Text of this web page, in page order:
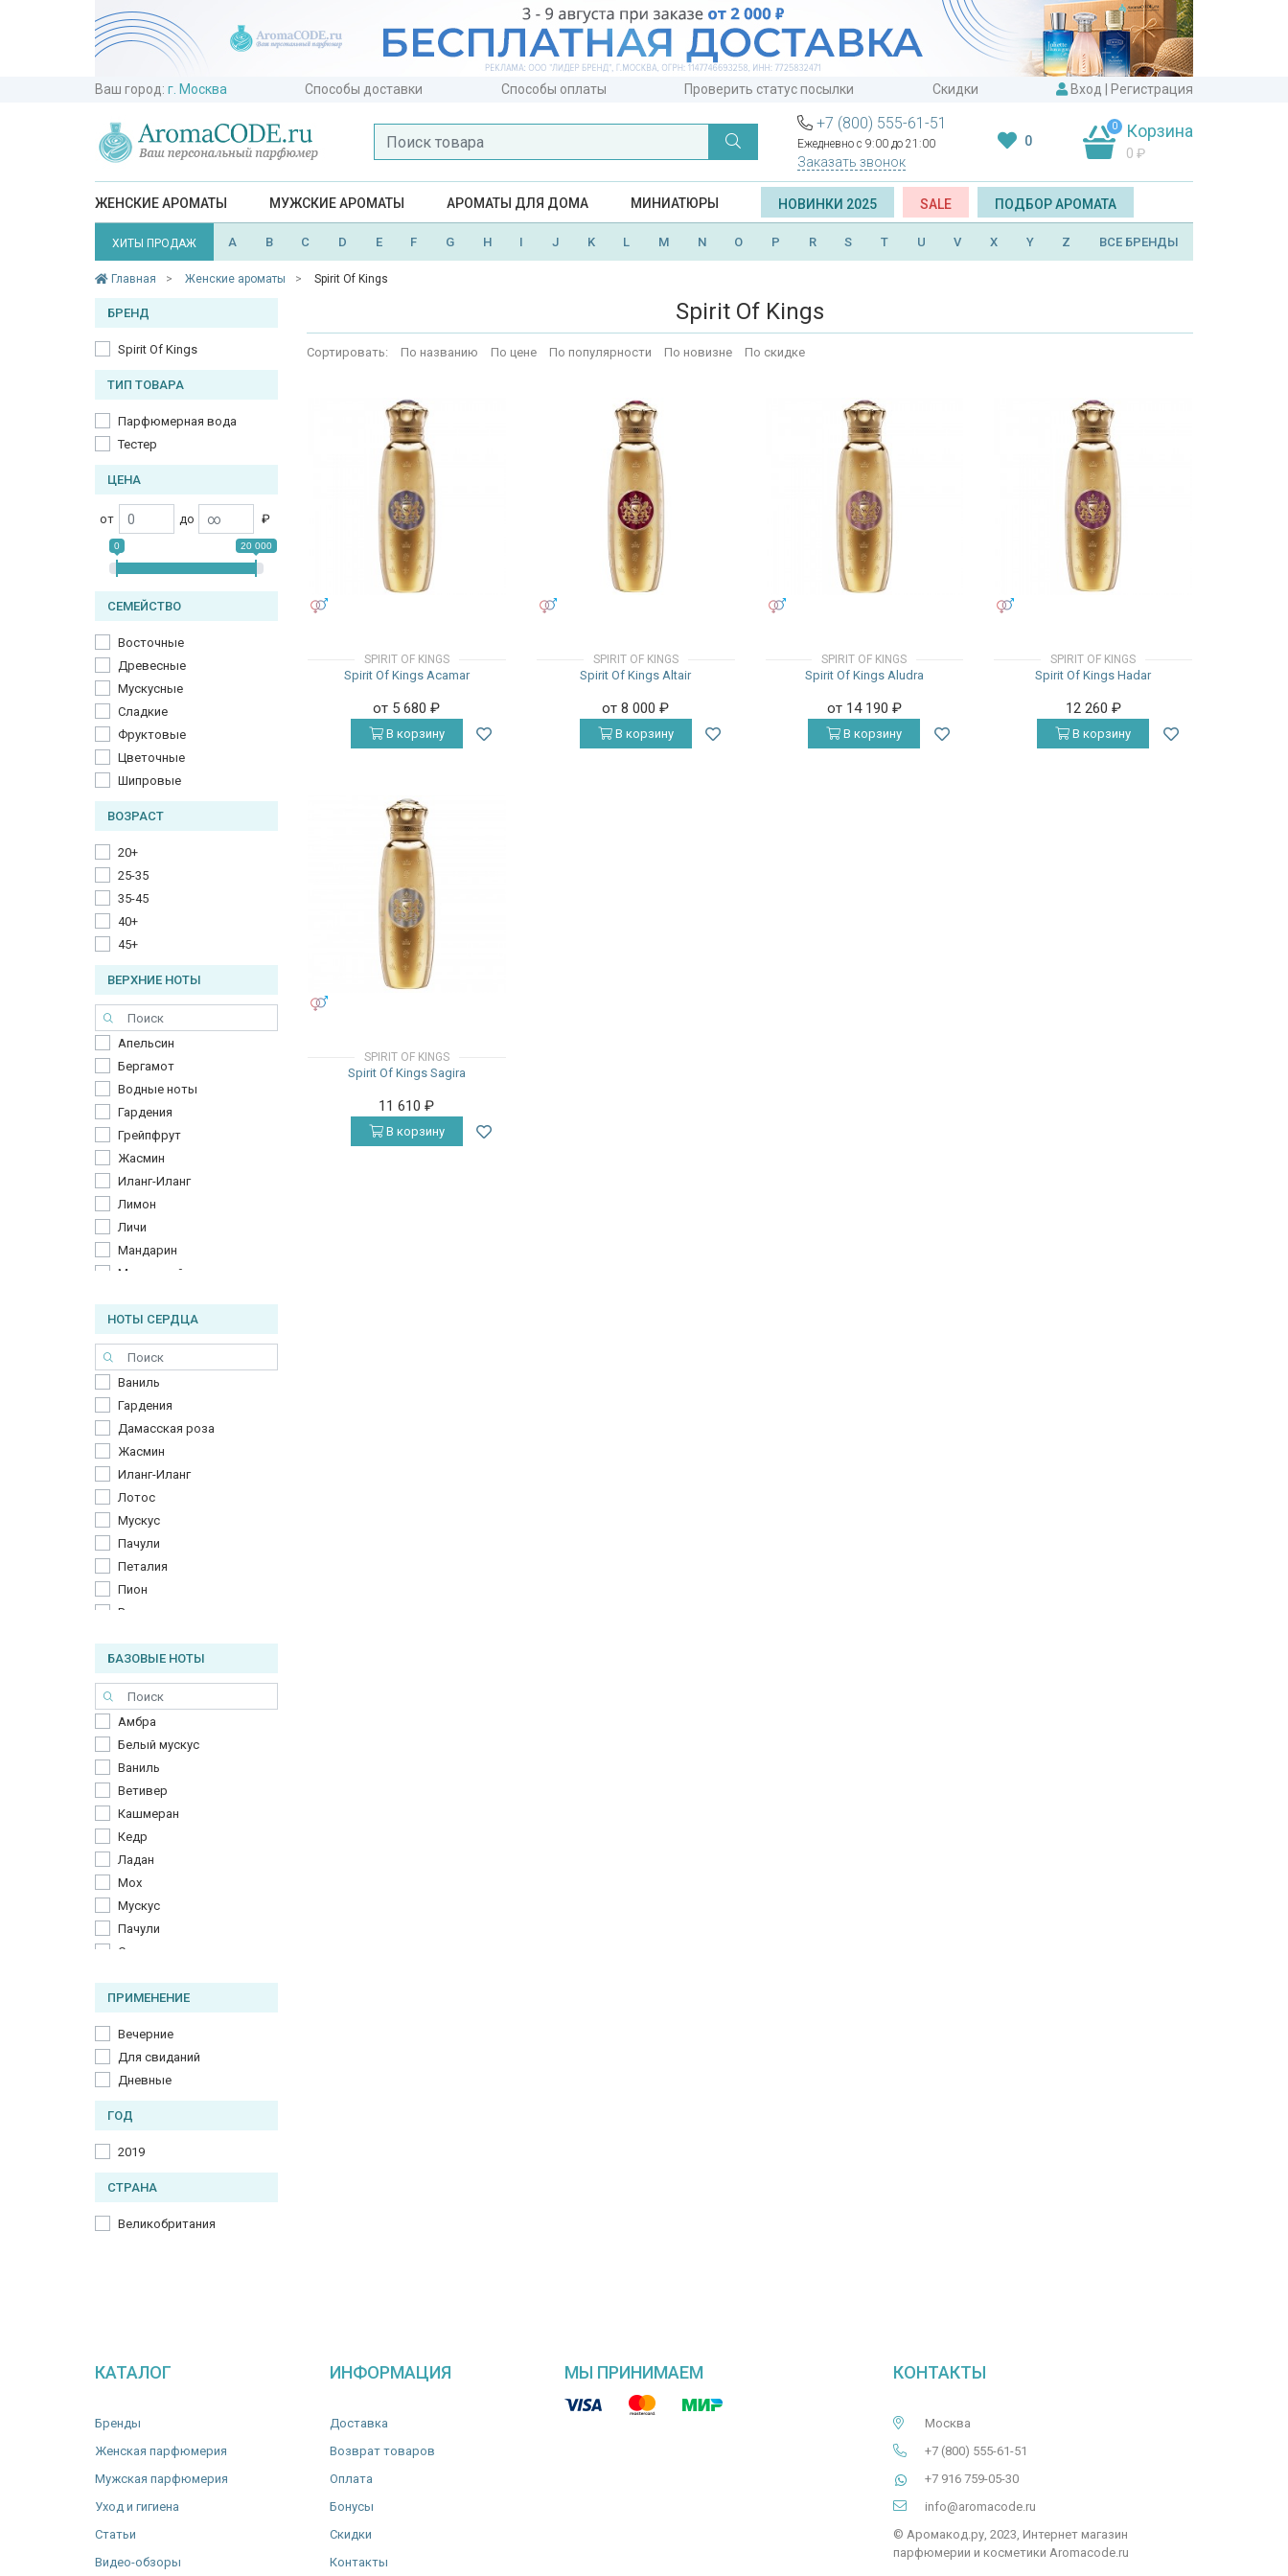
Ваш город: г. Москва Способы доставки Способы оплаты Проверить статус посылки Скидки Вход Регистрация
+7 (800) 555-61-51
Ежедневно с 9:00 до 21:00
Заказать звонок
0
0 Корзина
0 ₽
ЖЕНСКИЕ АРОМАТЫ МУЖСКИЕ АРОМАТЫ АРОМАТЫ ДЛЯ ДОМА МИНИАТЮРЫ НОВИНКИ 2025 SALE ПОДБОР АРОМАТА
ХИТЫ ПРОДАЖ A B C D E F G H I J K L M N O P R S T U V X Y Z ВСЕ БРЕНДЫ
Главная Женские ароматы Spirit Of Kings
БРЕНД
Spirit Of Kings
ТИП ТОВАРА
Парфюмерная вода
Тестер
ЦЕНА
от до ₽
0 20 000
СЕМЕЙСТВО
Восточные
Древесные
Мускусные
Сладкие
Фруктовые
Цветочные
Шипровые
ВОЗРАСТ
20+
25-35
35-45
40+
45+
ВЕРХНИЕ НОТЫ
Апельсин
Бергамот
Водные ноты
Гардения
Грейпфрут
Жасмин
Иланг-Иланг
Лимон
Личи
Мандарин
Мускатный орех
Ревень
Тоффи
Трюфель
Черная смородина
НОТЫ СЕРДЦА
Ваниль
Гардения
Дамасская роза
Жасмин
Иланг-Иланг
Лотос
Мускус
Пачули
Петалия
Пион
Роза
Специи
Турецкая роза
Фиалка
Фруктовые ноты
БАЗОВЫЕ НОТЫ
Амбра
Белый мускус
Ваниль
Ветивер
Кашмеран
Кедр
Ладан
Мох
Мускус
Пачули
Сахар
ПРИМЕНЕНИЕ
Вечерние
Для свиданий
Дневные
ГОД
2019
СТРАНА
Великобритания
Spirit Of Kings
Сортировать: По названию По цене По популярности По новизне По скидке
SPIRIT OF KINGS
Spirit Of Kings Acamar
от 5 680₽
В корзину
SPIRIT OF KINGS
Spirit Of Kings Altair
от 8 000₽
В корзину
SPIRIT OF KINGS
Spirit Of Kings Aludra
от 14 190 ₽
В корзину
SPIRIT OF KINGS
Spirit Of Kings Hadar
12 260 ₽
В корзину
SPIRIT OF KINGS
Spirit Of Kings Sagira
11 610₽
В корзину
КАТАЛОГ
Бренды
Женская парфюмерия
Мужская парфюмерия
Уход и гигиена
Статьи
Видео-обзоры
ИНФОРМАЦИЯ
Доставка
Возврат товаров
Оплата
Бонусы
Скидки
Контакты
МЫ ПРИНИМАЕМ КОНТАКТЫ
Москва
+7 (800) 555-61-51
+7 916 759-05-30
info@aromacode.ru
© Аромакод.ру, 2023, Интернет магазин
парфюмерии и косметики Aromacode.ru